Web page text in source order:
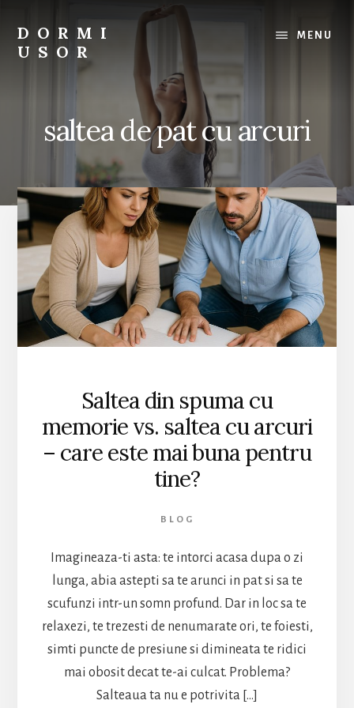
content
DORMI
USOR
nevoie
somn
odihnitor.
MENU
saltea de pat cu arcuri
Saltea din spuma cu
memorie vs. saltea cu arcuri
– care este mai buna pentru
tine?
BLOG
Imagineaza-ti asta: te intorci acasa dupa o zi
lunga, abia astepti sa te arunci in pat si sa te
scufunzi intr-un somn profund. Dar in loc sa te
relaxezi, te trezesti de nenumarate ori, te foiesti,
simti puncte de presiune si dimineata te ridici
mai obosit decat te-ai culcat. Problema?
Salteaua ta nu e potrivita […]